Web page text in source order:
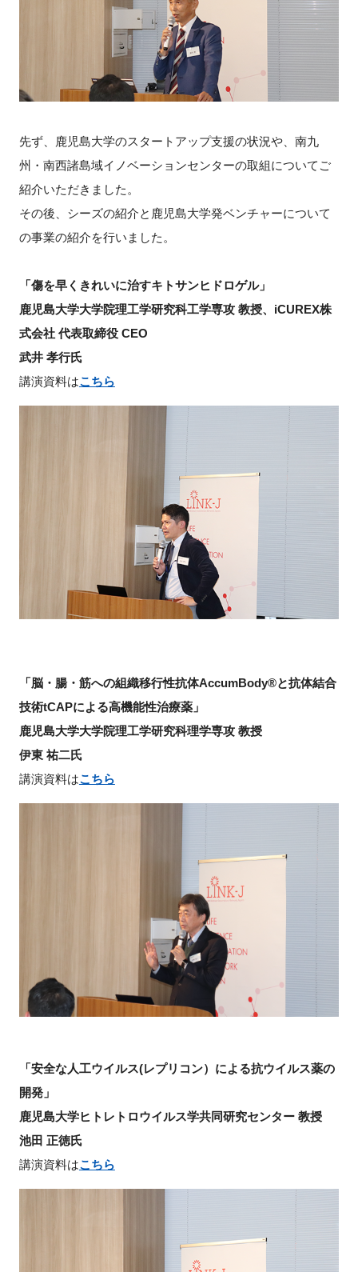
先ず、鹿児島大学のスタートアップ支援の状況や、南九
州・南西諸島域イノベーションセンターの取組についてご
紹介いただきました。
その後、シーズの紹介と鹿児島大学発ベンチャーについて
の事業の紹介を行いました。
「傷を早くきれいに治すキトサンヒドロゲル」
鹿児島大学大学院理工学研究科工学専攻 教授、iCUREX株
式会社 代表取締役 CEO
武井 孝行氏
講演資料はこちら
「脳・腸・筋への組織移行性抗体AccumBody®と抗体結合
技術tCAPによる高機能性治療薬」
鹿児島大学大学院理工学研究科理学専攻 教授
伊東 祐二氏
講演資料はこちら
「安全な人工ウイルス(レプリコン）による抗ウイルス薬の
開発」
鹿児島大学ヒトレトロウイルス学共同研究センター 教授
池田 正徳氏
講演資料はこちら